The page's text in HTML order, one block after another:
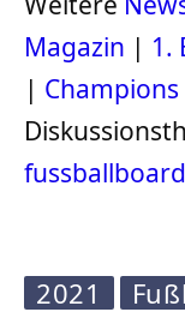
Magazin | 1.
|
2021